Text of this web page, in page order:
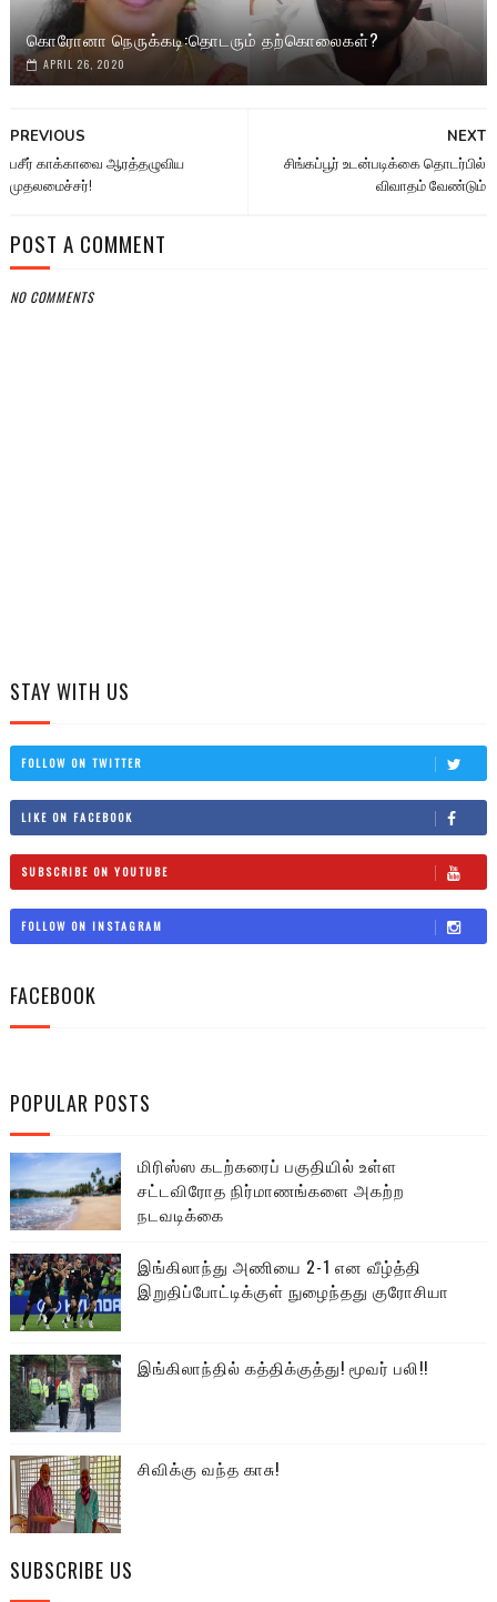
கொரோனா நெருக்கடி:தொடரும் தற்கொலைகள்?
APRIL 26, 2020
NEXT
சிங்கப்பூர் உடன்படிக்கை தொடர்பில்
விவாதம் வேண்டும்
PREVIOUS
பசீர் காக்காவை ஆரத்தழுவிய
முதலமைச்சர்!
POST A COMMENT
NO COMMENTS
STAY WITH US
FOLLOW ON TWITTER
LIKE ON FACEBOOK
SUBSCRIBE ON YOUTUBE
FOLLOW ON INSTAGRAM
FACEBOOK
POPULAR POSTS
மிரிஸ்ஸ கடற்கரைப் பகுதியில் உள்ள
சட்டவிரோத நிர்மாணங்களை அகற்ற
நடவடிக்கை
இங்கிலாந்து அணியை 2-1 என வீழ்த்தி
இறுதிப்போட்டிக்குள் நுழைந்தது குரோசியா
இங்கிலாந்தில் கத்திக்குத்து! மூவர் பலி!!
சிவிக்கு வந்த காசு!
SUBSCRIBE US